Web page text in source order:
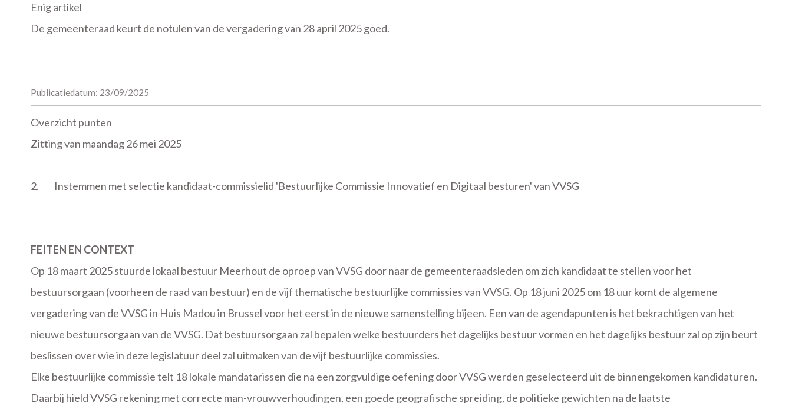
Enig artikel
De gemeenteraad keurt de notulen van de vergadering van 28 april 2025 goed.
Publicatiedatum: 23/09/2025
Overzicht punten
Zitting van maandag 26 mei 2025
2. Instemmen met selectie kandidaat-commissielid 'Bestuurlijke Commissie Innovatief en Digitaal besturen' van VVSG
FEITEN EN CONTEXT
Op 18 maart 2025 stuurde lokaal bestuur Meerhout de oproep van VVSG door naar de gemeenteraadsleden om zich kandidaat te stellen voor het
bestuursorgaan (voorheen de raad van bestuur) en de vijf thematische bestuurlijke commissies van VVSG. Op 18 juni 2025 om 18 uur komt de algemene
vergadering van de VVSG in Huis Madou in Brussel voor het eerst in de nieuwe samenstelling bijeen. Een van de agendapunten is het bekrachtigen van het
nieuwe bestuursorgaan van de VVSG. Dat bestuursorgaan zal bepalen welke bestuurders het dagelijks bestuur vormen en het dagelijks bestuur zal op zijn beurt
beslissen over wie in deze legislatuur deel zal uitmaken van de vijf bestuurlijke commissies.
Elke bestuurlijke commissie telt 18 lokale mandatarissen die na een zorgvuldige oefening door VVSG werden geselecteerd uit de binnengekomen kandidaturen.
Daarbij hield VVSG rekening met correcte man-vrouwverhoudingen, een goede geografische spreiding, de politieke gewichten na de laatste